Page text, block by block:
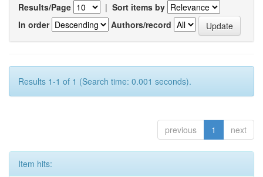
Results/Page | Sort items by
In order
Authors/record
Results 1-1 of 1 (Search time: 0.001 seconds).
previous 1 next
Item hits: